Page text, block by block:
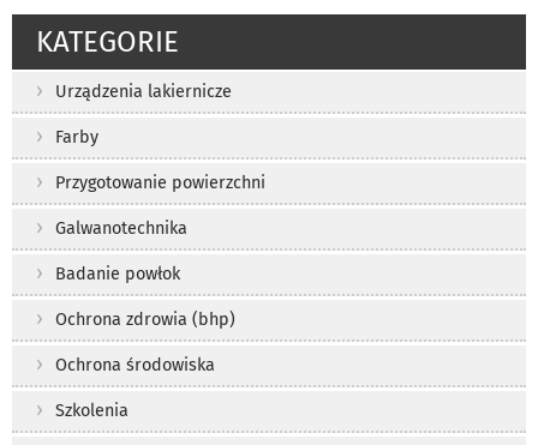
KATEGORIE
Urządzenia lakiernicze
Farby
Przygotowanie powierzchni
Galwanotechnika
Badanie powłok
Ochrona zdrowia (bhp)
Ochrona środowiska
Szkolenia